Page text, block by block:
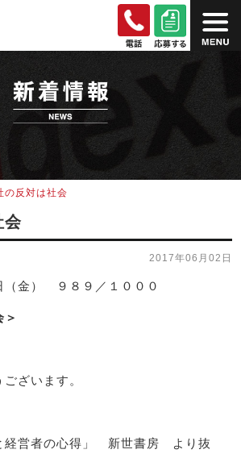
の反対は社会
会
2017年06月02日
（金） ９８９／１０００
ざいます。
経営者の心得」 新世書房 より抜